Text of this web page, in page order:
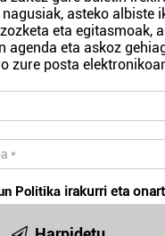
asteko albiste
eta egitasmoak,
agenda eta askoz
zure posta
Politika irakurri eta